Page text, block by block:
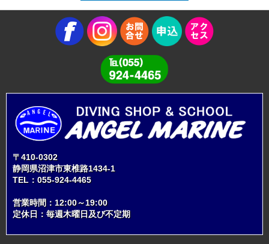
〒410-0302
静岡県沼津市東椎路1434-1
TEL： 055-924-4465
営業時間：12:00～19:00
定休日：毎週木曜日及び不定期